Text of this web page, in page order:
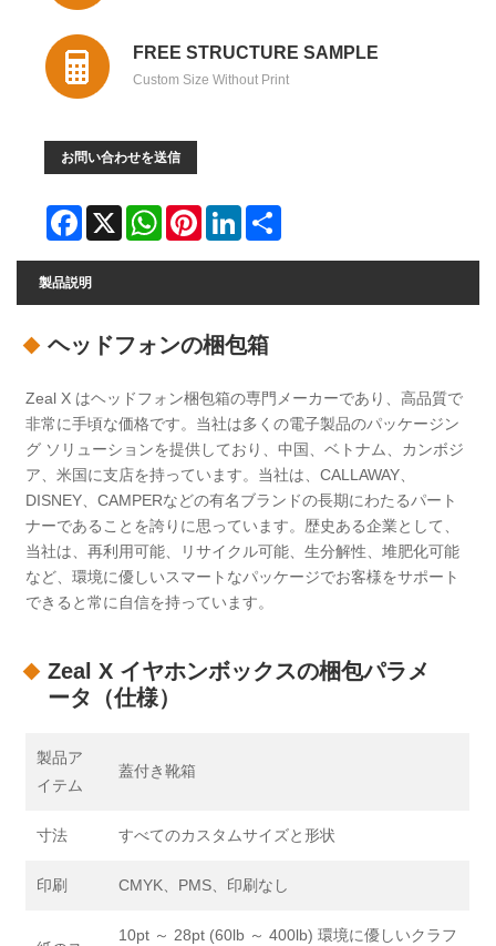
FREE STRUCTURE SAMPLE
Custom Size Without Print
お問い合わせを送信
Facebook
X WhatsAppPinterestLinkedIn
製品説明
ヘッドフォンの梱包箱
Zeal X はヘッドフォン梱包箱の専門メーカーであり、高品質で
非常に手頃な価格です。当社は多くの電子製品のパッケージン
グ ソリューションを提供しており、中国、ベトナム、カンボジ
ア、米国に支店を持っています。当社は、CALLAWAY、
DISNEY、CAMPERなどの有名ブランドの長期にわたるパート
ナーであることを誇りに思っています。歴史ある企業として、
当社は、再利用可能、リサイクル可能、生分解性、堆肥化可能
など、環境に優しいスマートなパッケージでお客様をサポ​​ート
できると常に自信を持っています。
Zeal X イヤホンボックスの梱包パラメ
ータ（仕様）
製品ア
イテム
蓋付き靴箱
寸法 すべてのカスタムサイズと形状
印刷 CMYK、PMS、印刷なし
10pt ～ 28pt (60lb ～ 400lb) 環境に優しいクラフ